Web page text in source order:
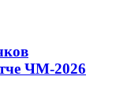
ЧМ-2026